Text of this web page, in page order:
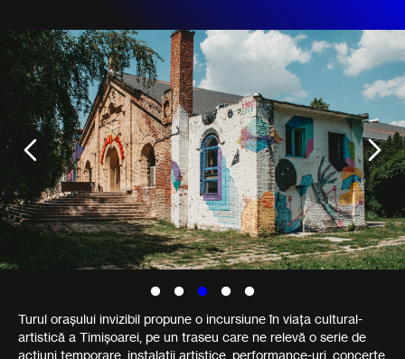
Turul orașului invizibil propune o incursiune în viața cultural-
artistică a Timișoarei, pe un traseu care ne relevă o serie de
acțiuni temporare, instalații artistice, performance-uri, concerte